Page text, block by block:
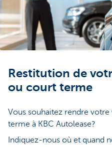
Corporate
Restitution de
ou court terme
Vous souhaitez rendre
terme à KBC Autolease?
Indiquez-nous où et quand